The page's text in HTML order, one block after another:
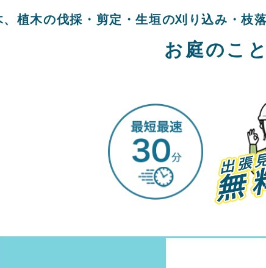
、植木の伐採・剪定・生垣の刈り込み・枝
お庭のこ